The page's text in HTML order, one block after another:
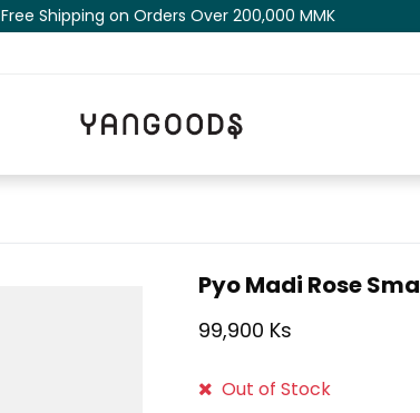
Free Shipping on Orders Over 200,000 MM​K​​ ​​​
Pyo Madi Rose
99,900 Ks
Out of Stock